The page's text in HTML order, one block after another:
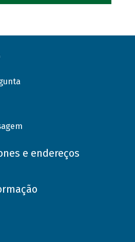
e endereços